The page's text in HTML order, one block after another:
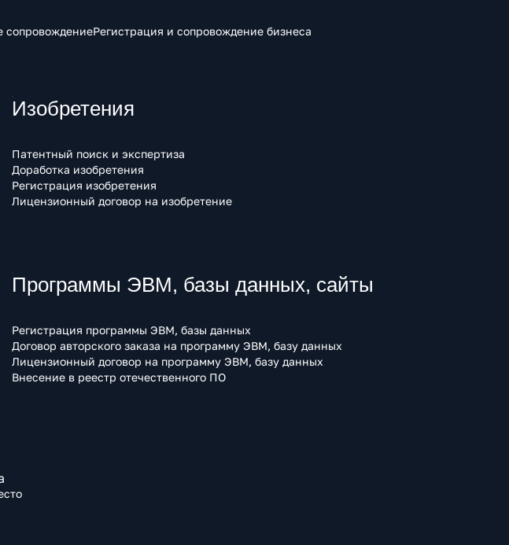
сопровождениеРегистрация и сопровождение бизнеса
Изобретения
Патентный поиск и экспертиза
Доработка изобретения
Регистрация изобретения
Лицензионный договор на изобретение
Программы ЭВМ, базы данных, сайты
Регистрация программы ЭВМ, базы данных
Договор авторского заказа на программу ЭВМ, базу данных
Лицензионный договор на программу ЭВМ, базу данных
Внесение в реестр отечественного ПО